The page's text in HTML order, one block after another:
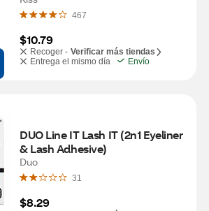
467
$10.79
Recoger - Verificar más tiendas
Entrega el mismo día
Envío
DUO Line IT Lash IT (2n1 Eyeliner
& Lash Adhesive)
Duo
31
$8.29